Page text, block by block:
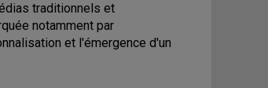
traditionnels et
notamment par
et l'émergence d'un